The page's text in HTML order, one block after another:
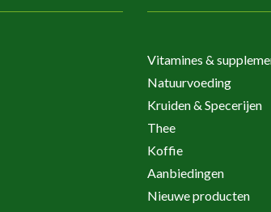
Vitamines &
Natuurvoeding
Kruiden & Specerijen
Thee
Koffie
Aanbiedingen
Nieuwe producten